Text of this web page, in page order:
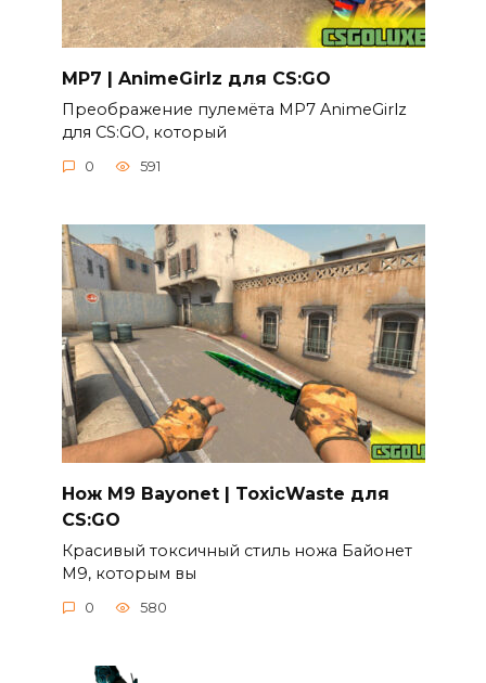
MP7 | AnimeGirlz для CS:GO
Преображение пулемёта MP7 AnimeGirlz
для CS:GO, который
0 591
Нож M9 Bayonet | ToxicWaste для
CS:GO
Красивый токсичный стиль ножа Байонет
М9, которым вы
0 580